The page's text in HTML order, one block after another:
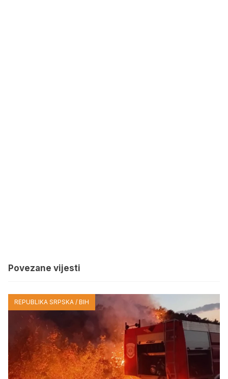
Povezane vijesti
REPUBLIKA SRPSKA / BIH